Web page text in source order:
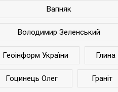
Вапняк
Володимир Зеленський
Геоінформ України Глина
Гоцинець Олег Граніт